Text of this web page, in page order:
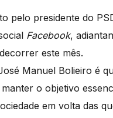
pelo presidente do
Facebook,
este mês.
Manuel Bolieiro é
o objetivo
em volta das